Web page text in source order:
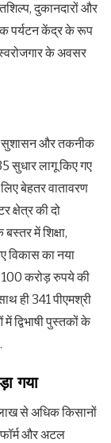
दुकानदारों और
पर्यटन केंद्र के रूप
के अवसर
सुशासन और तकनीक
सुधार लागू किए गए
बेहतर वातावरण
क्षेत्र की दो
में शिक्षा,
विकास का नया
100 करोड़ रुपये की
ही 341 पीएमश्री
द्विभाषी पुस्तकों के
गया
से अधिक किसानों
और अटल